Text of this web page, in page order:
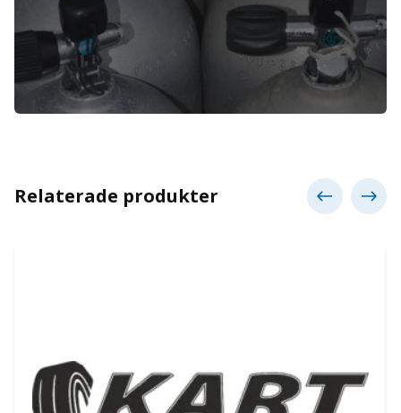
Relaterade produkter